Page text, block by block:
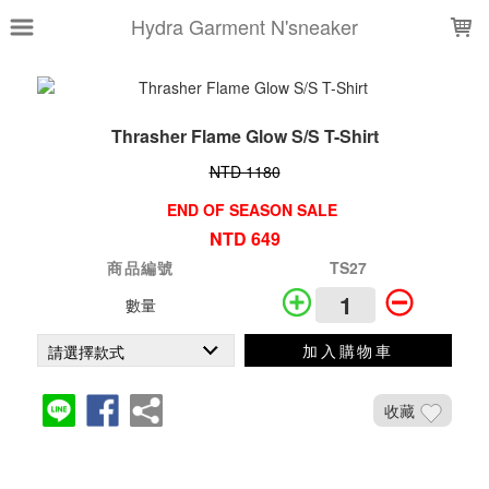
Hydra Garment N'sneaker
Thrasher Flame Glow S/S T-Shirt
NTD 1180
END OF SEASON SALE
NTD 649
商品編號
TS27
數量
加入購物車
收藏